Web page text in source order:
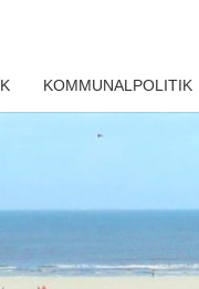
KOMMUNALPOLITIK